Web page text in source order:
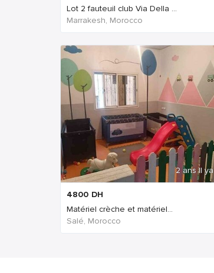
Lot 2 fauteuil club Via Della ...
Marrakesh, Morocco
2 ans Il ya
4800 DH
Matériel crèche et matériel...
Salé, Morocco